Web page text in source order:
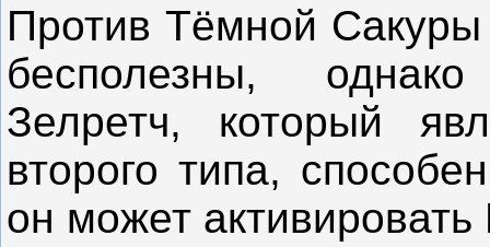
Против Тёмной
бесполезны,
Зелретч, который
второго типа,
он может